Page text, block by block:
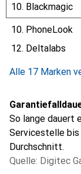
10. Blackmagic
10. PhoneLook
12. Deltalabs
Alle 17 Marken
So lange dauert
Servicestelle
Durchschnitt.
Quelle: Digitec